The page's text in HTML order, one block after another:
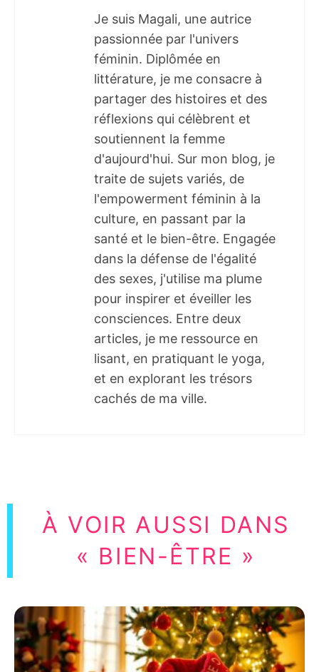
Je suis Magali, une autrice
passionnée par l'univers
féminin. Diplômée en
littérature, je me consacre à
partager des histoires et des
réflexions qui célèbrent et
soutiennent la femme
d'aujourd'hui. Sur mon blog, je
traite de sujets variés, de
l'empowerment féminin à la
culture, en passant par la
santé et le bien-être. Engagée
dans la défense de l'égalité
des sexes, j'utilise ma plume
pour inspirer et éveiller les
consciences. Entre deux
articles, je me ressource en
lisant, en pratiquant le yoga,
et en explorant les trésors
cachés de ma ville.
À VOIR AUSSI DANS
« BIEN-ÊTRE »